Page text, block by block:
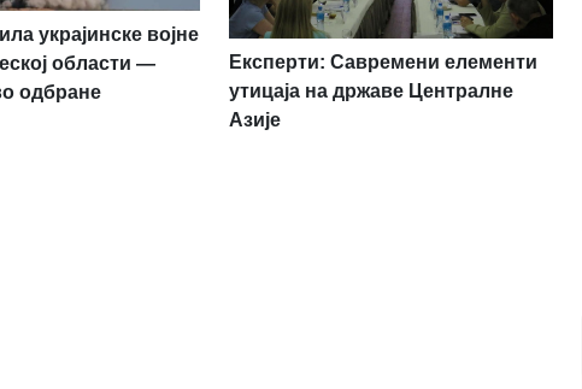
украјинске војне
области —
одбране
Експерти: Савремени елементи
утицаја на државе Централне
Азије